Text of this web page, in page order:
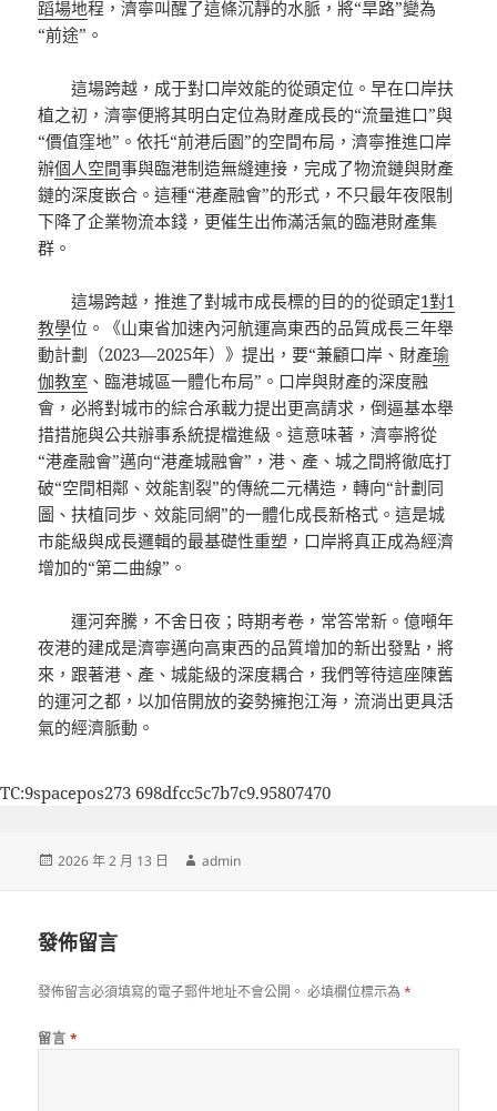
蹈場地程，濟寧叫醒了這條沉靜的水脈，將“旱路”變為
“前途”。
這場跨越，成于對口岸效能的從頭定位。早在口岸扶
植之初，濟寧便將其明白定位為財產成長的“流量進口”與
“價值窪地”。依托“前港后園”的空間布局，濟寧推進口岸
辦個人空間事與臨港制造無縫連接，完成了物流鏈與財產
鏈的深度嵌合。這種“港產融會”的形式，不只最年夜限制
下降了企業物流本錢，更催生出佈滿活氣的臨港財產集
群。
這場跨越，推進了對城市成長標的目的的從頭定1對1
教學位。《山東省加速內河航運高東西的品質成長三年舉
動計劃（2023—2025年）》提出，要“兼顧口岸、財產瑜
伽教室 、臨港城區一體化布局”。口岸與財產的深度融
會，必將對城市的綜合承載力提出更高請求，倒逼基本舉
措措施與公共辦事系統提檔進級。這意味著，濟寧將從
“港產融會”邁向“港產城融會”，港、產、城之間將徹底打
破“空間相鄰、效能割裂”的傳統二元構造，轉向“計劃同
圖、扶植同步、效能同網”的一體化成長新格式。這是城
市能級與成長邏輯的最基礎性重塑，口岸將真正成為經濟
增加的“第二曲線”。
運河奔騰，不舍日夜；時期考卷，常答常新。億噸年
夜港的建成是濟寧邁向高東西的品質增加的新出發點，將
來，跟著港、產、城能級的深度耦合，我們等待這座陳舊
的運河之都，以加倍開放的姿勢擁抱江海，流淌出更具活
氣的經濟脈動。
TC:9spacepos273 698dfcc5c7b7c9.95807470
發
2026 年 2 月 13 日
作
admin
發佈留言
發佈留言必須填寫的電子郵件地址不會公開。 必填欄位標示為*
留言 *